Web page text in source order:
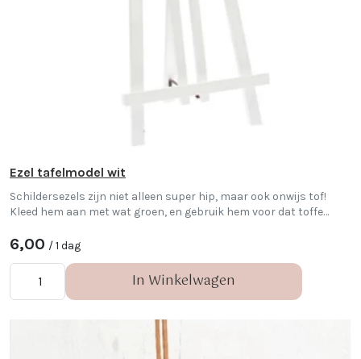
Ezel tafelmodel wit
Schildersezels zijn niet alleen super hip, maar ook onwijs tof!
Kleed hem aan met wat groen, en gebruik hem voor dat toffe
6,00 / 1 dag
In Winkelwagen